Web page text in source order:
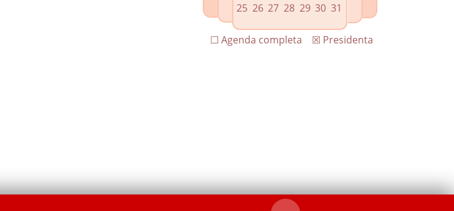
25 26 27 28 29 30 31
☒ Presidenta
☐ Agenda completa